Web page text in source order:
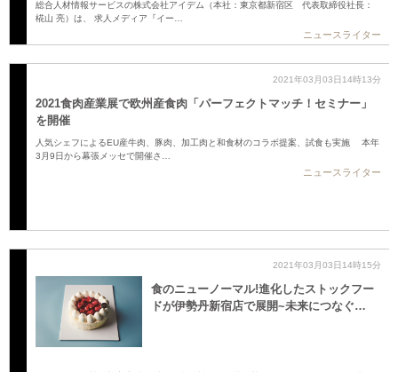
総合人材情報サービスの株式会社アイデム（本社：東京都新宿区 代表取締役社長：
椛山 亮）は、 求人メディア『イー…
ニュースライター
2021年03月03日14時13分
2021食肉産業展で欧州産食肉「パーフェクトマッチ！セミナー」
を開催
人気シェフによるEU産牛肉、豚肉、加工肉と和食材のコラボ提案、試食も実施 本年
3月9日から幕張メッセで開催さ…
ニュースライター
2021年03月03日14時15分
食のニューノーマル!進化したストックフー
ドが伊勢丹新宿店で展開~未来につなぐ…